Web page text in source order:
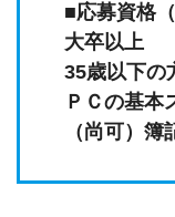
■応募資格
大卒以上
35歳以下の
ＰＣの基本
（尚可）